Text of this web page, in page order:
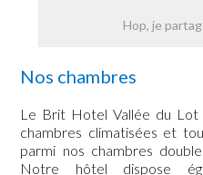
Hop, je
Nos chambres
Le Brit Hotel Vallée du
chambres climatisées et
parmi nos chambres
Notre hôtel dispose